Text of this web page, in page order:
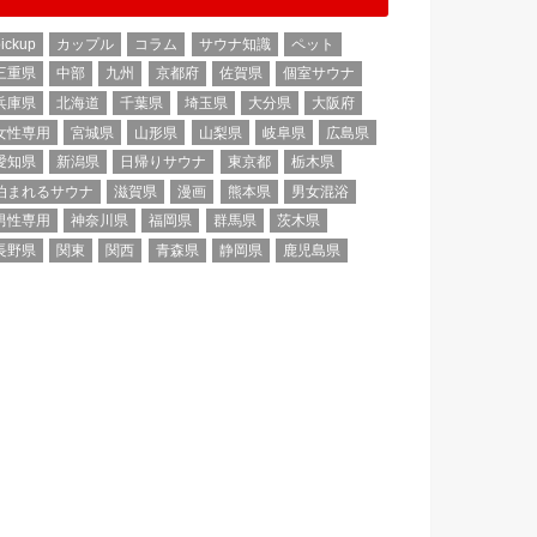
カップル コラム サウナ知識
ペット
重県
中部 九州 京都府 佐賀県
個室サウナ
庫県
北海道 千葉県 埼玉県 大分県
大阪府
性専用
宮城県 山形県 山梨県 岐阜県
広島県
知県
新潟県 日帰りサウナ 東京都
栃木県
まれるサウナ
滋賀県 漫画 熊本県
男女混浴
性専用
神奈川県 福岡県 群馬県
茨木県
野県
関東 関西 青森県 静岡県 鹿児島県